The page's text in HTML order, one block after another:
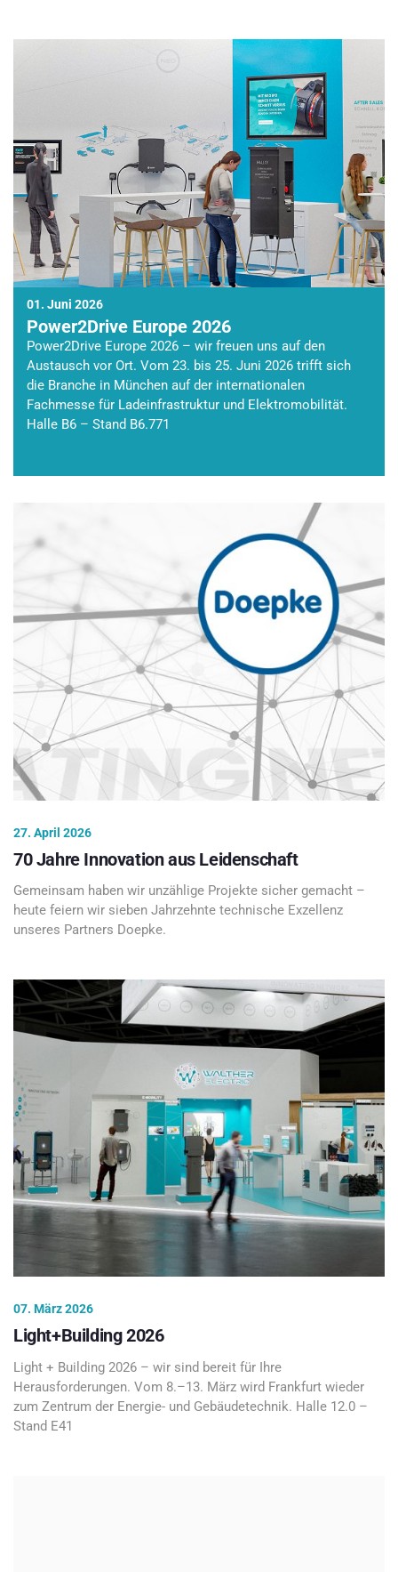
01. Juni 2026
Power2Drive Europe 2026
Power2Drive Europe 2026 – wir freuen uns auf den
Austausch vor Ort. Vom 23. bis 25. Juni 2026 trifft sich
die Branche in München auf der internationalen
Fachmesse für Ladeinfrastruktur und Elektromobilität.
Halle B6 – Stand B6.771
27. April 2026
70 Jahre Innovation aus Leidenschaft
Gemeinsam haben wir unzählige Projekte sicher gemacht –
heute feiern wir sieben Jahrzehnte technische Exzellenz
unseres Partners Doepke.
07. März 2026
Light+Building 2026
Light + Building 2026 – wir sind bereit für Ihre
Herausforderungen. Vom 8.–13. März wird Frankfurt wieder
zum Zentrum der Energie- und Gebäudetechnik. Halle 12.0 –
Stand E41